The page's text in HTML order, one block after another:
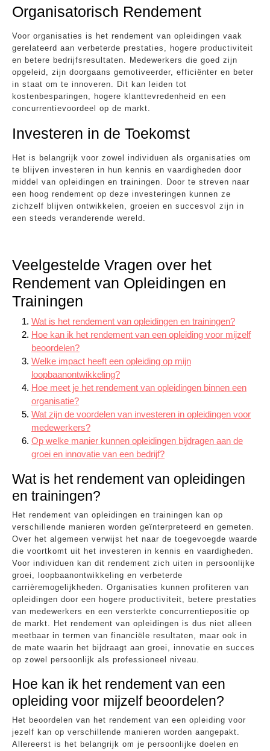
Organisatorisch Rendement
Voor organisaties is het rendement van opleidingen vaak
gerelateerd aan verbeterde prestaties, hogere productiviteit
en betere bedrijfsresultaten. Medewerkers die goed zijn
opgeleid, zijn doorgaans gemotiveerder, efficiënter en beter
in staat om te innoveren. Dit kan leiden tot
kostenbesparingen, hogere klanttevredenheid en een
concurrentievoordeel op de markt.
Investeren in de Toekomst
Het is belangrijk voor zowel individuen als organisaties om
te blijven investeren in hun kennis en vaardigheden door
middel van opleidingen en trainingen. Door te streven naar
een hoog rendement op deze investeringen kunnen ze
zichzelf blijven ontwikkelen, groeien en succesvol zijn in
een steeds veranderende wereld.
Veelgestelde Vragen over het
Rendement van Opleidingen en
Trainingen
Wat is het rendement van opleidingen en trainingen?
Hoe kan ik het rendement van een opleiding voor mijzelf
beoordelen?
Welke impact heeft een opleiding op mijn
loopbaanontwikkeling?
Hoe meet je het rendement van opleidingen binnen een
organisatie?
Wat zijn de voordelen van investeren in opleidingen voor
medewerkers?
Op welke manier kunnen opleidingen bijdragen aan de
groei en innovatie van een bedrijf?
Wat is het rendement van opleidingen
en trainingen?
Het rendement van opleidingen en trainingen kan op
verschillende manieren worden geïnterpreteerd en gemeten.
Over het algemeen verwijst het naar de toegevoegde waarde
die voortkomt uit het investeren in kennis en vaardigheden.
Voor individuen kan dit rendement zich uiten in persoonlijke
groei, loopbaanontwikkeling en verbeterde
carrièremogelijkheden. Organisaties kunnen profiteren van
opleidingen door een hogere productiviteit, betere prestaties
van medewerkers en een versterkte concurrentiepositie op
de markt. Het rendement van opleidingen is dus niet alleen
meetbaar in termen van financiële resultaten, maar ook in
de mate waarin het bijdraagt aan groei, innovatie en succes
op zowel persoonlijk als professioneel niveau.
Hoe kan ik het rendement van een
opleiding voor mijzelf beoordelen?
Het beoordelen van het rendement van een opleiding voor
jezelf kan op verschillende manieren worden aangepakt.
Allereerst is het belangrijk om je persoonlijke doelen en